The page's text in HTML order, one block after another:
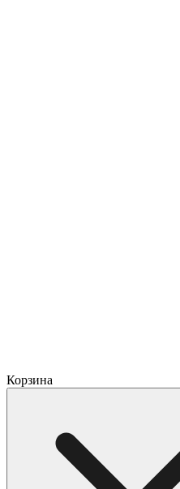
Корзина